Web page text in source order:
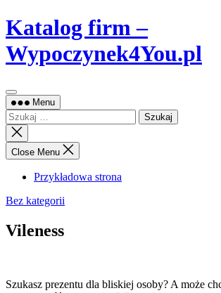
Skip
to
content
Katalog firm –
Wypoczynek4You.pl
Menu
Szukaj:
Close
search
Close Menu
Przykładowa strona
Bez kategorii
Vileness
Szukasz prezentu dla bliskiej osoby? A może